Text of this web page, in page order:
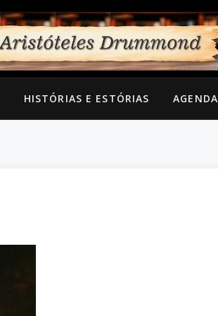
HISTÓRIAS E ESTÓRIAS AGENDA